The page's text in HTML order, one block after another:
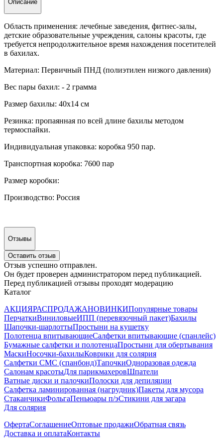
Описание
Область применения: лечебные заведения, фитнес-залы,
детские образовательные учреждения, салоны красоты, где
требуется непродолжительное время нахождения посетителей
в бахилах.
Материал: Первичный ПНД (полиэтилен низкого давления)
Вес пары бахил: - 2 грамма
Размер бахилы: 40х14 см
Резинка: пропаянная по всей длине бахилы методом
термоспайки.
Индивидуальная упаковка: коробка 950 пар.
Транспортная коробка: 7600 пар
Размер коробки:
Производство: Россия
Отзывы
Оставить отзыв
Отзыв успешно отправлен.
Он будет проверен администратором перед публикацией.
Перед публикацией отзывы проходят модерацию
Каталог
АКЦИЯРАСПРОДАЖАНОВИНКИПопулярные товары
ПерчаткиВиниловыеИПП (перевязочный пакет)Бахилы
Шапочки-шарлоттыПростыни на кушетку
Полотенца впитывающиеСалфетки впитывающие (спанлейс)
Бумажные салфетки и полотенцаПростыни для обертывания
МаскиНосочки-бахилыКоврики для солярия
Салфетки СМС (спанбонд)ТапочкиОдноразовая одежда
Салонам красотыДля парикмахеровШпатели
Ватные диски и палочкиПолоски для депиляции
Салфетка ламинированная (нагрудник)Пакеты для мусора
СтаканчикиФольгаПеньюары п/эСтикини для загара
Для солярия
ОфертаСоглашениеОптовые продажиОбратная связь
Доставка и оплатаКонтакты